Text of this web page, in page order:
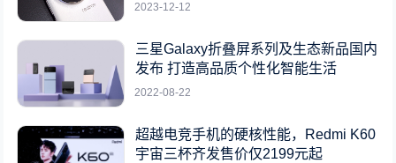
2023-12-12
三星Galaxy折叠屏系列及生态新品国内
发布 打造高品质个性化智能生活
2022-08-22
超越电竞手机的硬核性能，Redmi K60
宇宙三杯齐发售价仅2199元起